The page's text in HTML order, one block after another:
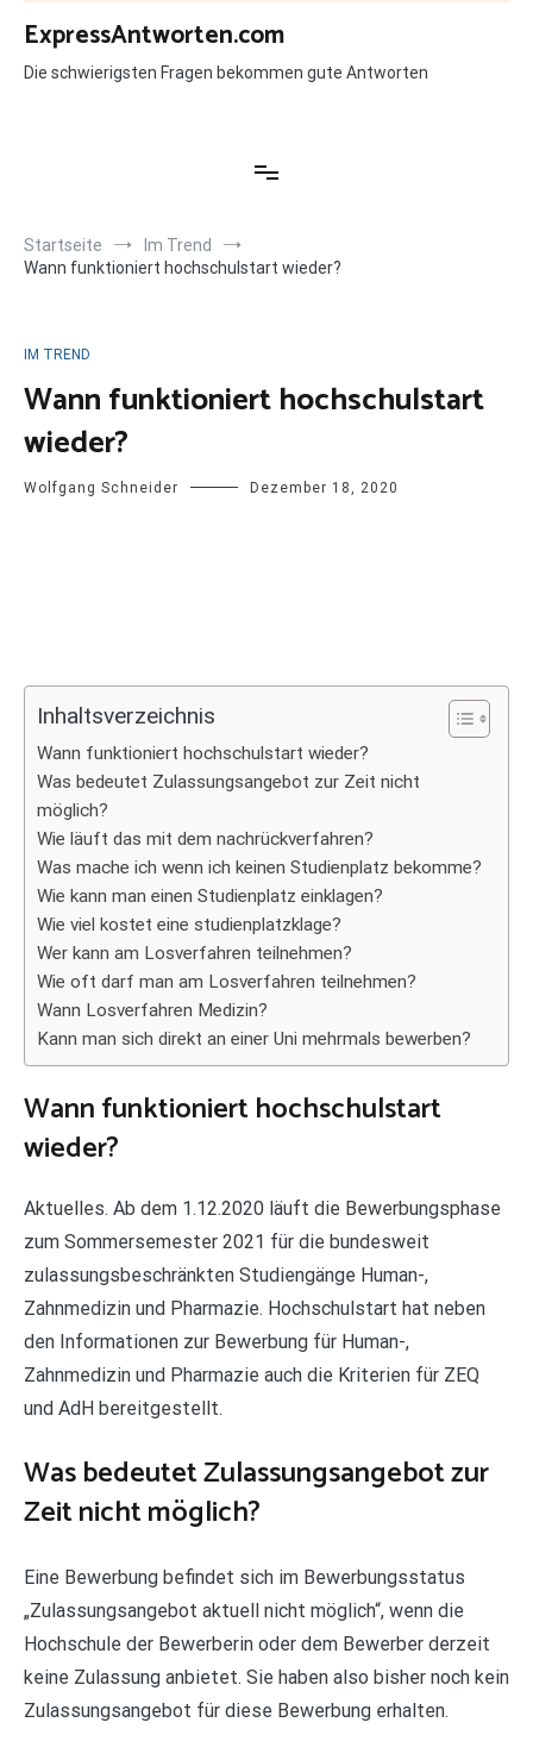
Zum
Inhalt
springen
ExpressAntworten.com
Die schwierigsten Fragen bekommen gute Antworten
Startseite
Im Trend
Wann funktioniert hochschulstart wieder?
IM TREND
Wann funktioniert hochschulstart
wieder?
Wolfgang Schneider Dezember 18, 2020
Inhaltsverzeichnis
Wann funktioniert hochschulstart wieder?
Was bedeutet Zulassungsangebot zur Zeit nicht
möglich?
Wie läuft das mit dem nachrückverfahren?
Was mache ich wenn ich keinen Studienplatz bekomme?
Wie kann man einen Studienplatz einklagen?
Wie viel kostet eine studienplatzklage?
Wer kann am Losverfahren teilnehmen?
Wie oft darf man am Losverfahren teilnehmen?
Wann Losverfahren Medizin?
Kann man sich direkt an einer Uni mehrmals bewerben?
Wann funktioniert hochschulstart
wieder?
Aktuelles. Ab dem 1.12.2020 läuft die Bewerbungsphase
zum Sommersemester 2021 für die bundesweit
zulassungsbeschränkten Studiengänge Human-,
Zahnmedizin und Pharmazie. Hochschulstart hat neben
den Informationen zur Bewerbung für Human-,
Zahnmedizin und Pharmazie auch die Kriterien für ZEQ
und AdH bereitgestellt.
Was bedeutet Zulassungsangebot zur
Zeit nicht möglich?
Eine Bewerbung befindet sich im Bewerbungsstatus
„Zulassungsangebot aktuell nicht möglich“, wenn die
Hochschule der Bewerberin oder dem Bewerber derzeit
keine Zulassung anbietet. Sie haben also bisher noch kein
Zulassungsangebot für diese Bewerbung erhalten.